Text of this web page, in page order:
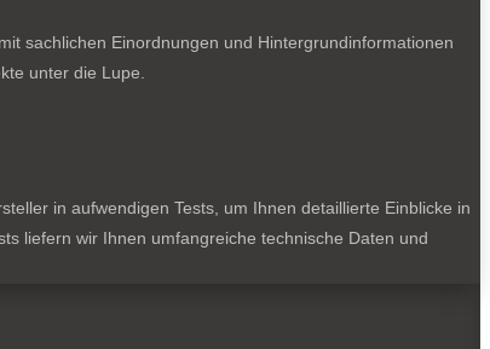
sachlichen Einordnungen und Hintergrundinformationen
unter die Lupe.
in aufwendigen Tests, um Ihnen detaillierte Einblicke in
liefern wir Ihnen umfangreiche technische Daten und